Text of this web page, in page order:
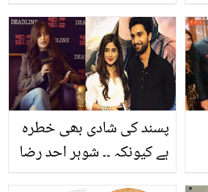
نفیس کے شوہر بیوی سے
کیوں ڈرتے ہیں؟
پسند کی شادی بھی خطرہ
ہے کیونکہ ۔۔ شوہر احد رضا